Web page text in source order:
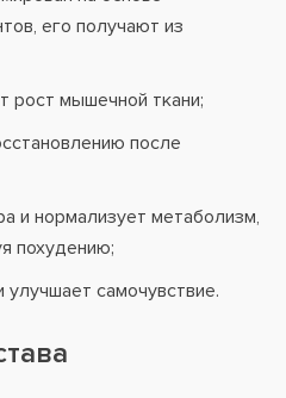
его получают из
рост мышечной ткани;
после
и нормализует метаболизм,
похудению;
самочувствие.